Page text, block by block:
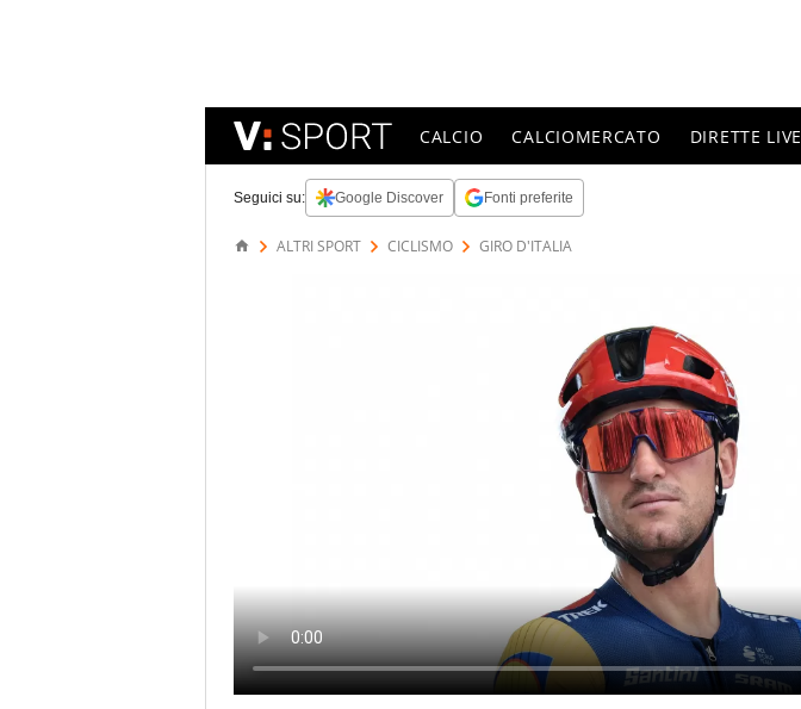
CALCIO CALCIOMERCATO DIRETTE LIVE
Seguici su: Google Discover Fonti preferite
ALTRI SPORT CICLISMO GIRO D'ITALIA